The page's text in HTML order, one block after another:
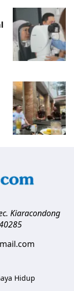
Kiaracondong
Hidup